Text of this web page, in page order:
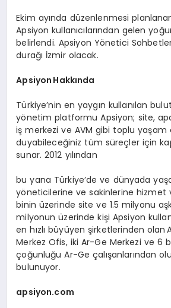
Ekim ayında düzenlenmesi
Apsiyon kullanıcılarından gelen
belirlendi. Apsiyon Yönetici
durağı İzmir olacak.
Apsiyon Hakkında
Türkiye’nin en yaygın kullanılan
yönetim platformu Apsiyon; site,
iş merkezi ve AVM gibi toplu yaşam
duyabileceğiniz tüm süreçler için
sunar. 2012 yılından
bu yana Türkiye’de ve dünyada
yöneticilerine ve sakinlerine hizmet
binin üzerinde site ve 1.5 milyonu
milyonun üzerinde kişi Apsiyon
en hızlı büyüyen şirketlerinden olan
Merkez Ofis, iki Ar-Ge Merkezi ve 6
çoğunluğu Ar-Ge çalışanlarından
bulunuyor.
apsiyon.com